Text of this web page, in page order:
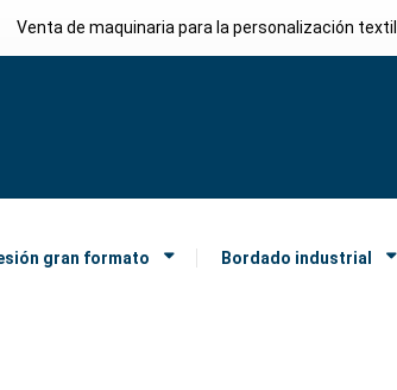
Venta de maquinaria para la personalización textil
gran formato Bordado industrial